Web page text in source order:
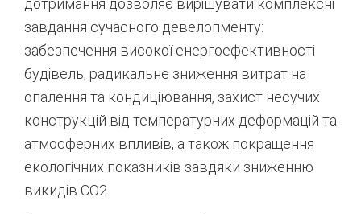
дотримання дозволяє вирішувати комплексні
завдання сучасного девелопменту:
забезпечення високої енергоефективності
будівель, радикальне зниження витрат на
опалення та кондиціювання, захист несучих
конструкцій від температурних деформацій та
атмосферних впливів, а також покращення
екологічних показників завдяки зниженню
викидів CO2.